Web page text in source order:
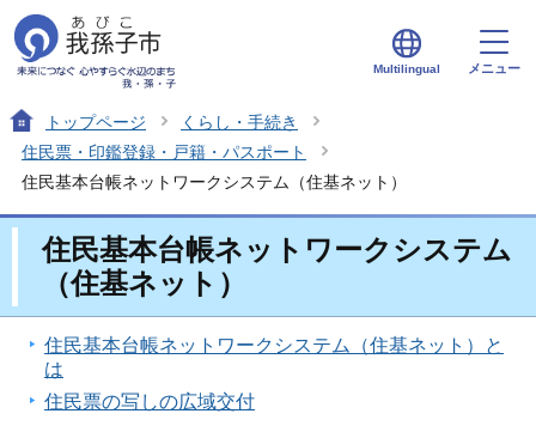
Multilingual メニュー
トップページ
くらし・手続き
住民票・印鑑登録・戸籍・パスポート
住民基本台帳ネットワークシステム（住基ネット）
住民基本台帳ネットワークシステム
（住基ネット）
住民基本台帳ネットワークシステム（住基ネット）と
は
住民票の写しの広域交付